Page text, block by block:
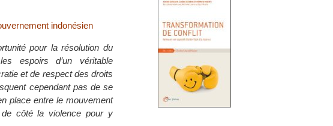
indonésien
pour la résolution du
espoirs d’un véritable
et de respect des droits
cependant pas de se
place entre le mouvement
de côté la violence pour y